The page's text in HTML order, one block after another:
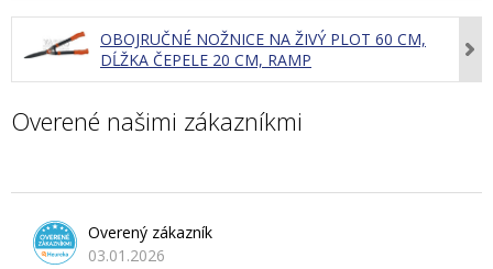
OBOJRUČNÉ NOŽNICE NA ŽIVÝ PLOT 60 CM,
DĹŽKA ČEPELE 20 CM, RAMP
Overené našimi zákazníkmi
Overený zákazník
03.01.2026